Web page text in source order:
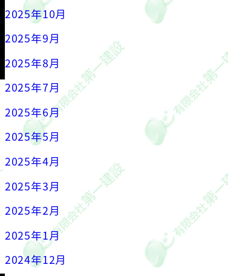
2025年10月
2025年9月
2025年8月
2025年7月
2025年6月
2025年5月
2025年4月
2025年3月
2025年2月
2025年1月
2024年12月